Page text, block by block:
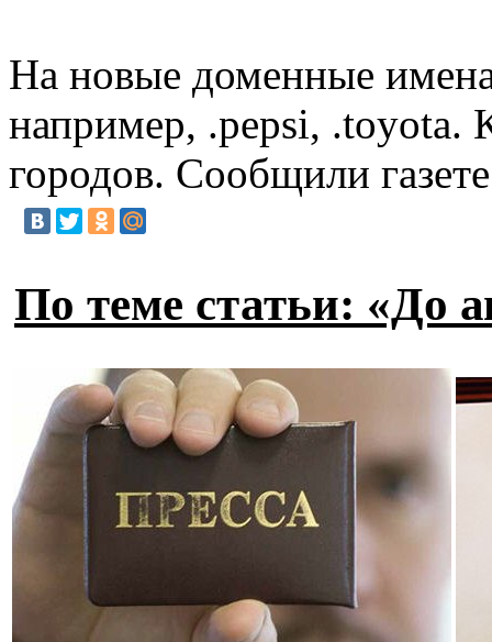
На новые доменные
например, .pepsi, .toyota.
городов. Сообщили
По теме статьи: «До